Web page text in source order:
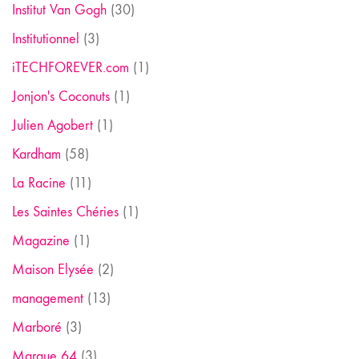
Institut Van Gogh (30)
Institutionnel (3)
iTECHFOREVER.com (1)
Jonjon's Coconuts (1)
Julien Agobert (1)
Kardham (58)
La Racine (11)
Les Saintes Chéries (1)
Magazine (1)
Maison Elysée (2)
management (13)
Marboré (3)